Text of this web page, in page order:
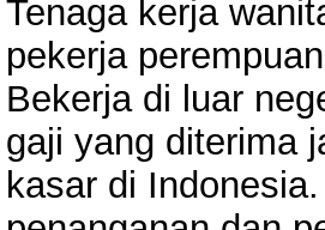
Tenaga kerja
pekerja
Bekerja di luar
gaji yang diterima
kasar di